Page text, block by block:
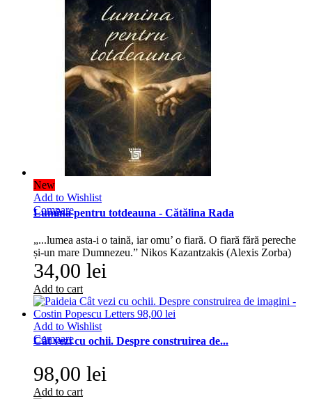
New
Add to Wishlist
Compare
Lumina pentru totdeauna - Cătălina Rada
„...lumea asta-i o taină, iar omu’ o fiară. O fiară fără pereche
și-un mare Dumnezeu.” Nikos Kazantzakis (Alexis Zorba)
34,00 lei
Add to cart
Add to Wishlist
Compare
Cât vezi cu ochii. Despre construirea de...
98,00 lei
Add to cart